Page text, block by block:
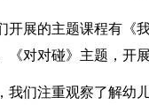
开展的主题课程有《
《对对碰》主题，开
我们注重观察了解幼